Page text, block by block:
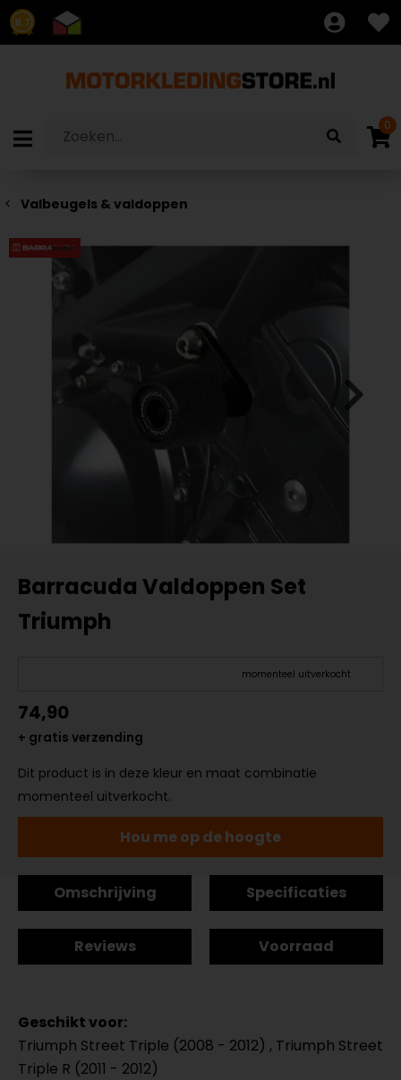
8.7
0
Valbeugels & valdoppen
Barracuda Valdoppen Set
Triumph
momenteel uitverkocht
74,90
+ gratis verzending
Dit product is in deze kleur en maat combinatie
momenteel uitverkocht.
Hou me op de hoogte
Omschrijving Specificaties
Reviews Voorraad
Geschikt voor:
Triumph Street Triple (2008 - 2012) , Triumph Street
Triple R (2011 - 2012)